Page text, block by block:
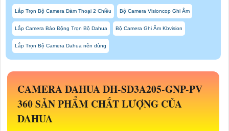
Lắp Trọn Bộ Camera Đàm Thoại 2 Chiều Bộ Camera Visioncop Ghi Âm
Lắp Camera Báo Động Trọn Bộ Dahua Bộ Camera Ghi Âm Kbvision
Lắp Trọn Bộ Camera Dahua nên dùng
CAMERA DAHUADH-SD3A205-GNP-PV
360 SẢN PHẨM CHẤT LƯỢNG CỦA
DAHUA